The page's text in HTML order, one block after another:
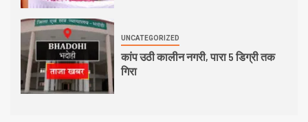
UNCATEGORIZED
कांप उठी कालीन नगरी, पारा 5 डिग्री तक
गिरा